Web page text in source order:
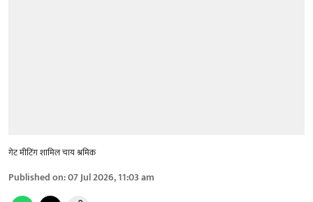
गेट मीटिंग शामिल चाय श्रमिक
Published on:07 Jul 2026, 11:03 am